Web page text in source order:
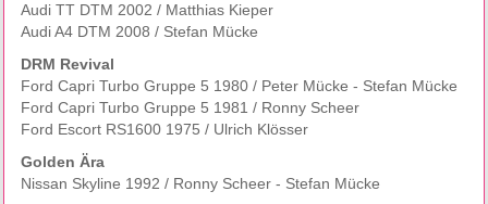
Audi TT DTM 2002 / Matthias Kieper
Audi A4 DTM 2008 / Stefan Mücke
DRM Revival
Ford Capri Turbo Gruppe 5 1980 / Peter Mücke - Stefan Mücke
Ford Capri Turbo Gruppe 5 1981 / Ronny Scheer
Ford Escort RS1600 1975 / Ulrich Klösser
Golden Ära
Nissan Skyline 1992 / Ronny Scheer - Stefan Mücke